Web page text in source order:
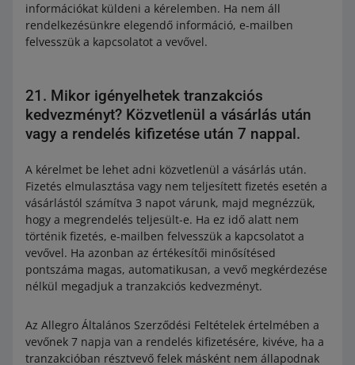
információkat küldeni a kérelemben. Ha nem áll
rendelkezésünkre elegendő információ, e-mailben
felvesszük a kapcsolatot a vevővel.
21. Mikor igényelhetek tranzakciós
kedvezményt? Közvetlenül a vásárlás után
vagy a rendelés kifizetése után 7 nappal.
A kérelmet be lehet adni közvetlenül a vásárlás után.
Fizetés elmulasztása vagy nem teljesített fizetés esetén a
vásárlástól számítva 3 napot várunk, majd megnézzük,
hogy a megrendelés teljesült-e. Ha ez idő alatt nem
történik fizetés, e-mailben felvesszük a kapcsolatot a
vevővel. Ha azonban az értékesítői minősítésed
pontszáma magas, automatikusan, a vevő megkérdezése
nélkül megadjuk a tranzakciós kedvezményt.
Az Allegro Általános Szerződési Feltételek értelmében a
vevőnek 7 napja van a rendelés kifizetésére, kivéve, ha a
tranzakcióban résztvevő felek másként nem állapodnak